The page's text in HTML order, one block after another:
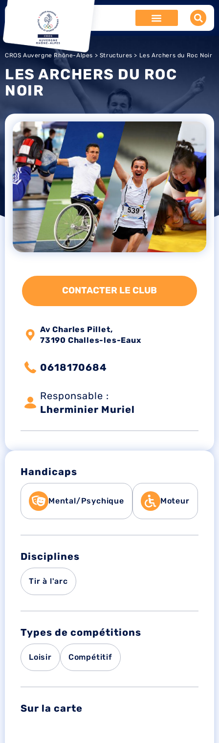
CROS Auvergne Rhône-Alpes > Structures > Les Archers du Roc Noir
LES ARCHERS DU ROC
NOIR
CONTACTER LE CLUB
Av Charles Pillet,
73190 Challes-les-Eaux
0618170684
Responsable :
Lherminier Muriel
Handicaps
Mental/Psychique Moteur
Disciplines
Tir à l'arc
Types de compétitions
Loisir Compétitif
Sur la carte